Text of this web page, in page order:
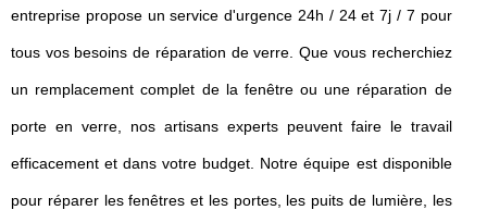
entreprise propose un service d'urgence 24h / 24 et 7j / 7 pour
tous vos besoins de réparation de verre. Que vous recherchiez
un remplacement complet de la fenêtre ou une réparation de
porte en verre, nos artisans experts peuvent faire le travail
efficacement et dans votre budget. Notre équipe est disponible
pour réparer les fenêtres et les portes, les puits de lumière, les